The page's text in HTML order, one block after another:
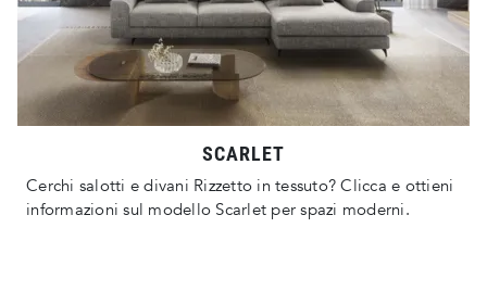
SCARLET
Cerchi salotti e divani Rizzetto in tessuto? Clicca e ottieni
informazioni sul modello Scarlet per spazi moderni.